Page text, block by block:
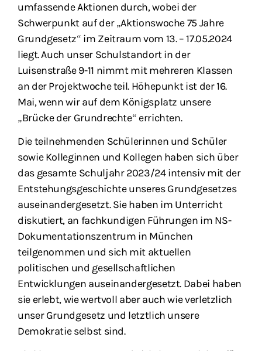
umfassende Aktionen durch, wobei der
Schwerpunkt auf der „Aktionswoche 75 Jahre
Grundgesetz“ im Zeitraum vom 13. – 17.05.2024
liegt. Auch unser Schulstandort in der
Luisenstraße 9-11 nimmt mit mehreren Klassen
an der Projektwoche teil. Höhepunkt ist der 16.
Mai, wenn wir auf dem Königsplatz unsere
„Brücke der Grundrechte“ errichten.
Die teilnehmenden Schülerinnen und Schüler
sowie Kolleginnen und Kollegen haben sich über
das gesamte Schuljahr 2023/24 intensiv mit der
Entstehungsgeschichte unseres Grundgesetzes
auseinandergesetzt. Sie haben im Unterricht
diskutiert, an fachkundigen Führungen im NS-
Dokumentationszentrum in München
teilgenommen und sich mit aktuellen
politischen und gesellschaftlichen
Entwicklungen auseinandergesetzt. Dabei haben
sie erlebt, wie wertvoll aber auch wie verletzlich
unser Grundgesetz und letztlich unsere
Demokratie selbst sind.